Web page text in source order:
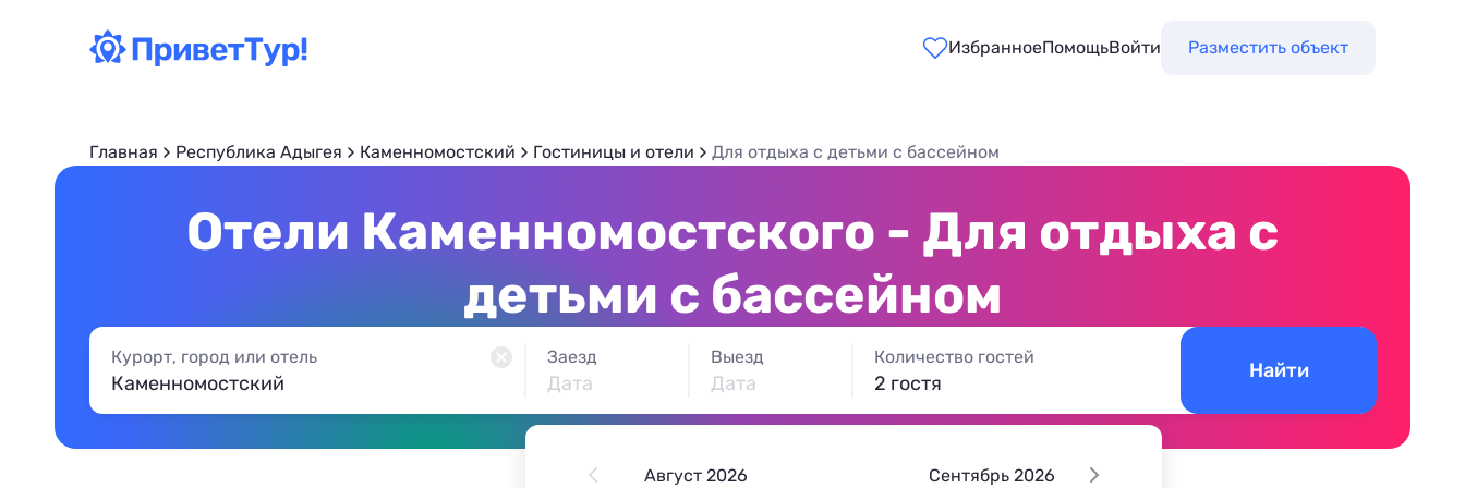
ИзбранноеПомощьВойти Разместить объект
Главная Республика Адыгея Каменномостский Гостиницы и отели Для отдыха с детьми с бассейном
Отели Каменномостского - Для отдыха с
детьми с бассейном
Курорт, город или отель Заезд
Дата
Выезд
Дата
Август 2026 Сентябрь 2026
Количество гостей
2 гостя
Найти